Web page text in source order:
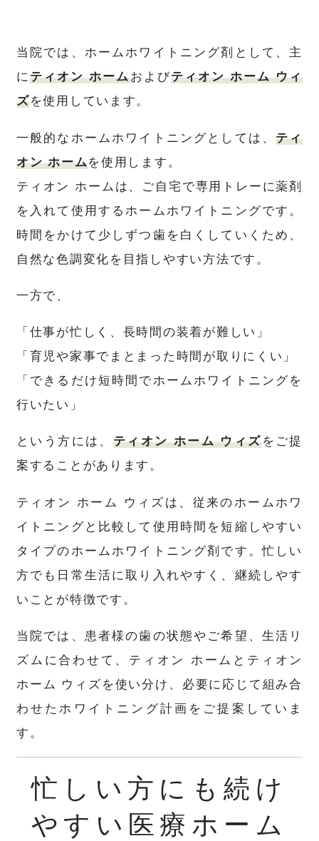
当院では、ホームホワイトニング剤として、主
にティオン ホームおよびティオン ホーム ウィ
ズを使用しています。
一般的なホームホワイトニングとしては、ティ
オン ホームを使用します。
ティオン ホームは、ご自宅で専用トレーに薬剤
を入れて使用するホームホワイトニングです。
時間をかけて少しずつ歯を白くしていくため、
自然な色調変化を目指しやすい方法です。
一方で、
「仕事が忙しく、長時間の装着が難しい」
「育児や家事でまとまった時間が取りにくい」
「できるだけ短時間でホームホワイトニングを
行いたい」
という方には、 ティオン ホーム ウィズをご提
案することがあります。
ティオン ホーム ウィズは、従来のホームホワ
イトニングと比較して使用時間を短縮しやすい
タイプのホームホワイトニング剤です。忙しい
方でも日常生活に取り入れやすく、継続しやす
いことが特徴です。
当院では、患者様の歯の状態やご希望、生活リ
ズムに合わせて、ティオン ホームとティオン
ホーム ウィズを使い分け、必要に応じて組み合
わせたホワイトニング計画をご提案していま
す。
忙しい方にも続け
やすい医療ホーム